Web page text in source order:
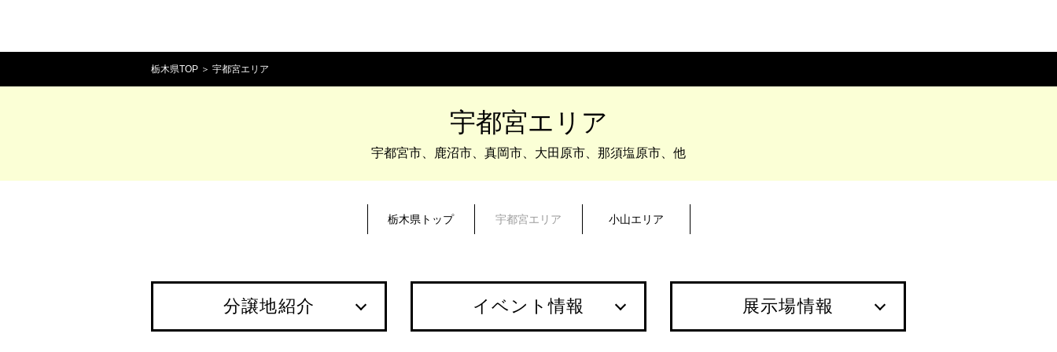
栃木県TOP ＞ 宇都宮エリア
宇都宮エリア
宇都宮市、鹿沼市、真岡市、大田原市、 那須塩原市、他
栃木県トップ 宇都宮エリア 小山エリア
分譲地紹介 イベント情報 展示場情報